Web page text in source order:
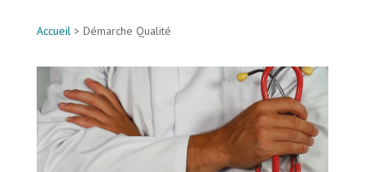
Accueil > Démarche Qualité